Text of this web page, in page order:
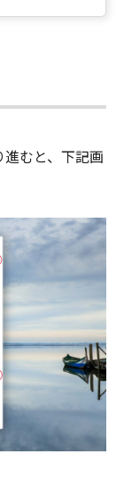
進むと、下記画